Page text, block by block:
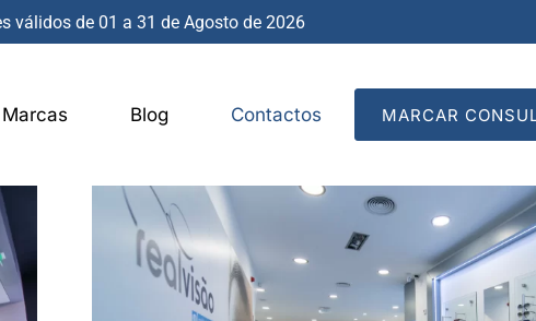
válidos de 01 a 31 de Agosto de 2026
Marcas Blog Contactos MARCAR